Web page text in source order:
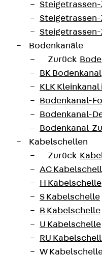
Steigetrassen-
Steigetrassen-
Steigetrassen-
Bodenkanäle
Zurück
BK Bodenkanal
KLK
Bodenkanal-
Bodenkanal-
Bodenkanal-
Kabelschellen
Zurück
AC
H Kabelschelle
S Kabelschelle
B Kabelschelle
U Kabelschelle
RU
W